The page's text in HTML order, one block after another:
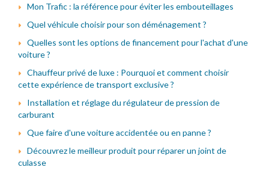
Mon Trafic : la référence pour éviter les embouteillages
Quel véhicule choisir pour son déménagement ?
Quelles sont les options de financement pour l'achat d'une
voiture ?
Chauffeur privé de luxe : Pourquoi et comment choisir
cette expérience de transport exclusive ?
Installation et réglage du régulateur de pression de
carburant
Que faire d'une voiture accidentée ou en panne ?
Découvrez le meilleur produit pour réparer un joint de
culasse